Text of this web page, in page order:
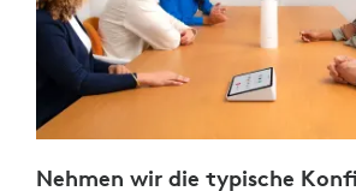
Nehmen wir die typische